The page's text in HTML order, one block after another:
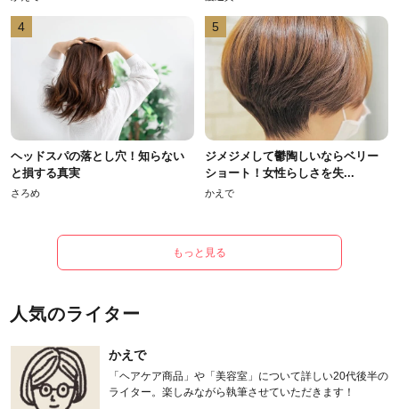
4
ヘッドスパの落とし穴！知らない
と損する真実
さろめ
5
ジメジメして鬱陶しいならベリー
ショート！女性らしさを失...
かえで
もっと見る
人気のライター
かえで
「ヘアケア商品」や「美容室」について詳しい20代後半の
ライター。楽しみながら執筆させていただきます！